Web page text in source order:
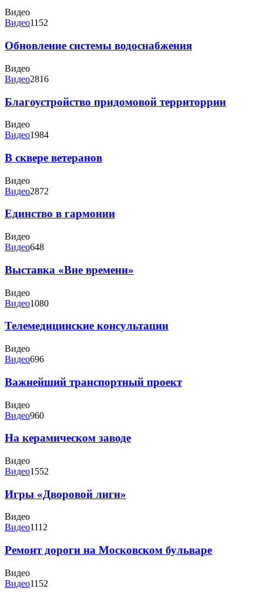
Видео
Видео1152
Обновление системы водоснабжения
Видео
Видео2816
Благоустройство придомовой территоррии
Видео
Видео1984
В сквере ветеранов
Видео
Видео2872
Единство в гармонии
Видео
Видео648
Выставка «Вне времени»
Видео
Видео1080
Телемедицинские консультации
Видео
Видео696
Важнейший транспортный проект
Видео
Видео960
На керамическом заводе
Видео
Видео1552
Игры «Дворовой лиги»
Видео
Видео1112
Ремонт дороги на Московском бульваре
Видео
Видео1152